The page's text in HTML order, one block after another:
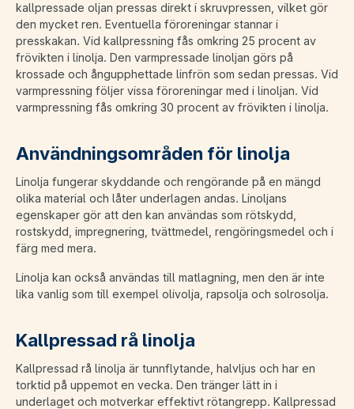
kallpressade oljan pressas direkt i skruvpressen, vilket gör
den mycket ren. Eventuella föroreningar stannar i
presskakan. Vid kallpressning fås omkring 25 procent av
frövikten i linolja. Den varmpressade linoljan görs på
krossade och ångupphettade linfrön som sedan pressas. Vid
varmpressning följer vissa föroreningar med i linoljan. Vid
varmpressning fås omkring 30 procent av frövikten i linolja.
Användningsområden för linolja
Linolja fungerar skyddande och rengörande på en mängd
olika material och låter underlagen andas. Linoljans
egenskaper gör att den kan användas som rötskydd,
rostskydd, impregnering, tvättmedel, rengöringsmedel och i
färg med mera.
Linolja kan också användas till matlagning, men den är inte
lika vanlig som till exempel olivolja, rapsolja och solrosolja.
Kallpressad rå linolja
Kallpressad rå linolja är tunnflytande, halvljus och har en
torktid på uppemot en vecka. Den tränger lätt in i
underlaget och motverkar effektivt rötangrepp. Kallpressad